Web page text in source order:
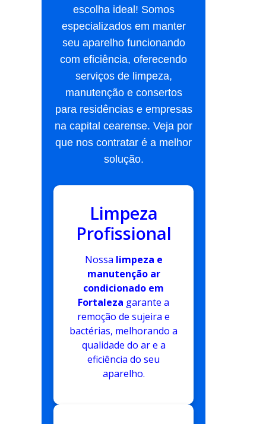
escolha ideal! Somos
especializados em manter
seu aparelho funcionando
com eficiência, oferecendo
serviços de limpeza,
manutenção e consertos
para residências e empresas
na capital cearense. Veja por
que nos contratar é a melhor
solução.
Limpeza
Profissional
Nossa limpeza e
manutenção ar
condicionado em
Fortaleza garante a
remoção de sujeira e
bactérias, melhorando a
qualidade do ar e a
eficiência do seu
aparelho.